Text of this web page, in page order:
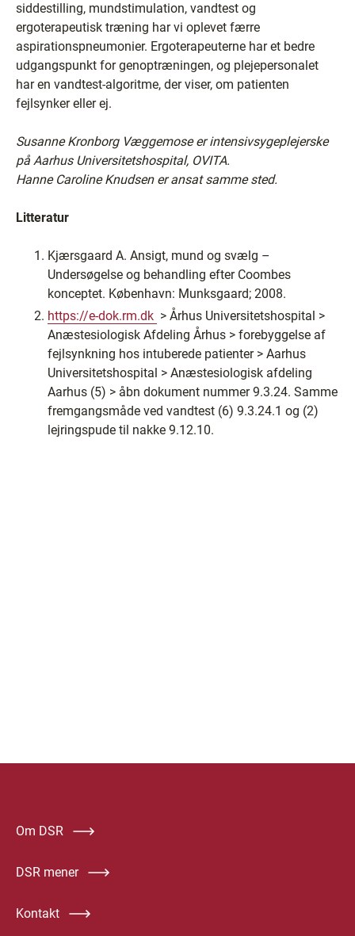
siddestilling, mundstimulation, vandtest og
ergoterapeutisk træning har vi oplevet færre
aspirationspneumonier. Ergoterapeuterne har et bedre
udgangspunkt for genoptræningen, og plejepersonalet
har en vandtest-algoritme, der viser, om patienten
fejlsynker eller ej.
Susanne Kronborg Væggemose er intensivsygeplejerske
på Aarhus Universitetshospital, OVITA.
Hanne Caroline Knudsen er ansat samme sted.
Litteratur
Kjærsgaard A. Ansigt, mund og svælg –
Undersøgelse og behandling efter Coombes
konceptet. København: Munksgaard; 2008.
https://e-dok.rm.dk > Århus Universitetshospital >
Anæstesiologisk Afdeling Århus > forebyggelse af
fejlsynkning hos intuberede patienter > Aarhus
Universitetshospital > Anæstesiologisk afdeling
Aarhus (5) > åbn dokument nummer 9.3.24. Samme
fremgangsmåde ved vandtest (6) 9.3.24.1 og (2)
lejringspude til nakke 9.12.10.
Om DSR
DSR mener
Kontakt